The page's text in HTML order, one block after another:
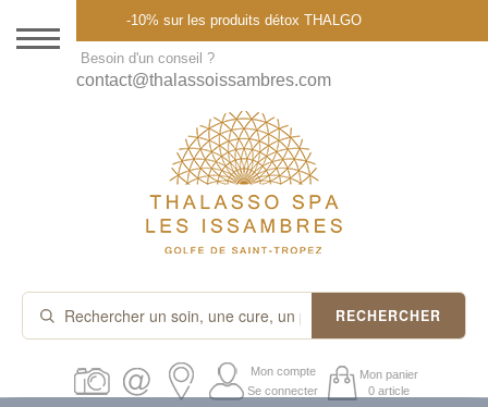
DESTINATION
THALASSO SPA
CURES ET FORFAITS
SOINS À LA CARTE
ABONNEMENTS
PROMOS
-10% sur les produits détox THALGO
Besoin d'un conseil ?
contact@thalassoissambres.com
RECHERCHER
Mon compte
Se connecter
Mon panier
0 article